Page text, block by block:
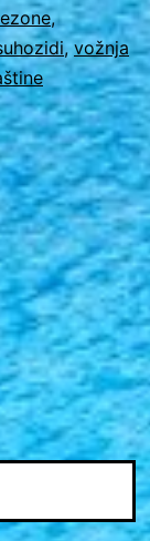
,
,vožnja